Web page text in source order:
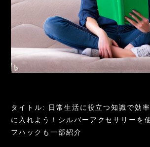
タイトル: 日常生活に役立つ知識で効
に入れよう！シルバーアクセサリーを
フハックも一部紹介